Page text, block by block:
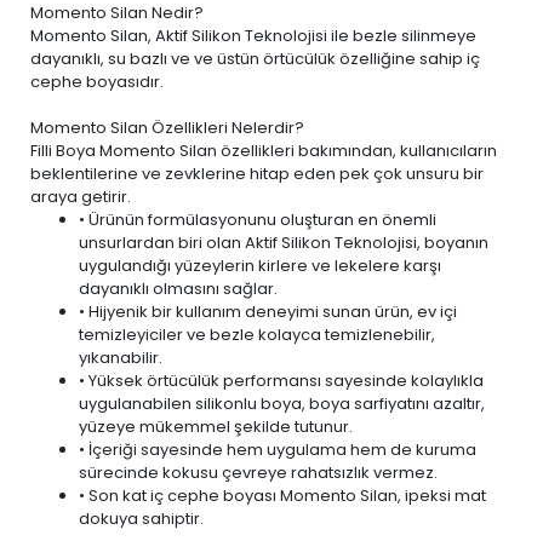
Momento Silan Nedir?
Momento Silan, Aktif Silikon Teknolojisi ile bezle silinmeye
dayanıklı, su bazlı ve ve üstün örtücülük özelliğine sahip iç
cephe boyasıdır.
Momento Silan Özellikleri Nelerdir?
Filli Boya Momento Silan özellikleri bakımından, kullanıcıların
beklentilerine ve zevklerine hitap eden pek çok unsuru bir
araya getirir.
• Ürünün formülasyonunu oluşturan en önemli
unsurlardan biri olan Aktif Silikon Teknolojisi, boyanın
uygulandığı yüzeylerin kirlere ve lekelere karşı
dayanıklı olmasını sağlar.
• Hijyenik bir kullanım deneyimi sunan ürün, ev içi
temizleyiciler ve bezle kolayca temizlenebilir,
yıkanabilir.
• Yüksek örtücülük performansı sayesinde kolaylıkla
uygulanabilen silikonlu boya, boya sarfiyatını azaltır,
yüzeye mükemmel şekilde tutunur.
• İçeriği sayesinde hem uygulama hem de kuruma
sürecinde kokusu çevreye rahatsızlık vermez.
• Son kat iç cephe boyası Momento Silan, ipeksi mat
dokuya sahiptir.